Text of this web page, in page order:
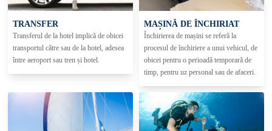
TRANSFER
Transferul de la hotel implică de obicei
transportul către sau de la hotel, adesea
între aeroport sau tren și hotel.
MAȘINĂ DE ÎNCHIRIAT
Închirierea de mașini se referă la
procesul de închiriere a unui vehicul, de
obicei pentru o perioadă temporară de
timp, pentru uz personal sau de afaceri.